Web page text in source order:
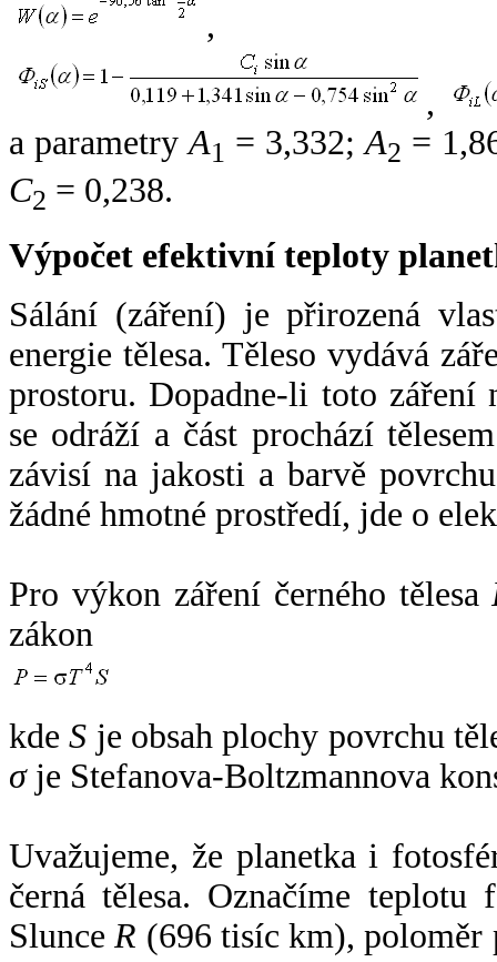
,
,
a parametryA1 = 3,332;A2 =
C2 = 0,238.
Výpočet efektivní teploty
Sálání (záření) je přirozená
energie tělesa. Těleso vydává
prostoru. Dopadne-li toto záření
se odráží a část prochází
závisí na jakosti a barvě
žádné hmotné prostředí, jde o
Pro výkon záření černého tělesa
zákon
kdeS je obsah plochy povrchu
σje Stefanova-Boltzmannova
Uvažujeme, že planetka i
černá tělesa. Označíme
SlunceR (696 tisíc km),